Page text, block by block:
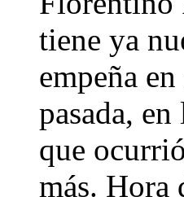
tiene ya
empeña
pasada,
que
más. Hora